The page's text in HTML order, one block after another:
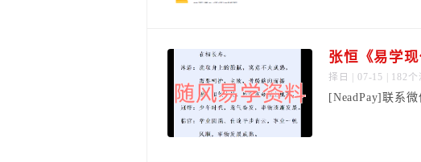
张恒《易学
择日 | 07-15 | 182个
[NeadPay]联系